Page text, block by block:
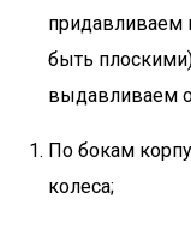
быть
выдавливаем
По бокам
колеса;